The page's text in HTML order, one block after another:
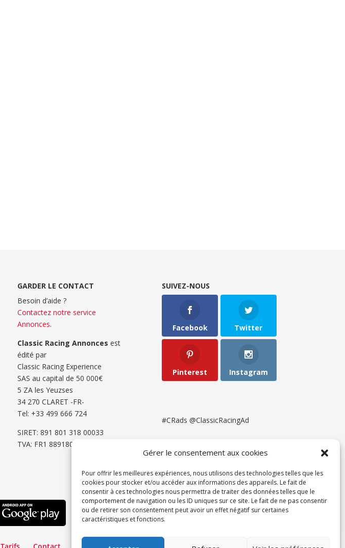
Gérer le consentement aux cookies
Pour offrir les meilleures expériences, nous utilisons des technologies telles que les
cookies pour stocker et/ou accéder aux informations des appareils. Le fait de
consentir à ces technologies nous permettra de traiter des données telles que le
comportement de navigation ou les ID uniques sur ce site. Le fait de ne pas consentir
ou de retirer son consentement peut avoir un effet négatif sur certaines
caractéristiques et fonctions.
GARDER LE CONTACT
Besoin d’aide ?
Contactez notre service
Annonces.
Classic Racing Annonces est
édité par
Classic Racing Experience
SAS au capital de 50 000€
5 ZA les Yeuzses
34 270 CLARET -FR-
Tel: ‭+33 499 666 724‬
SIRET: 891 801 318 00033
TVA: FR1 8891801318
SUIVEZ-NOUS
Facebook Twitter
Pinterest Instagram
#CRads @ClassicRacingAd